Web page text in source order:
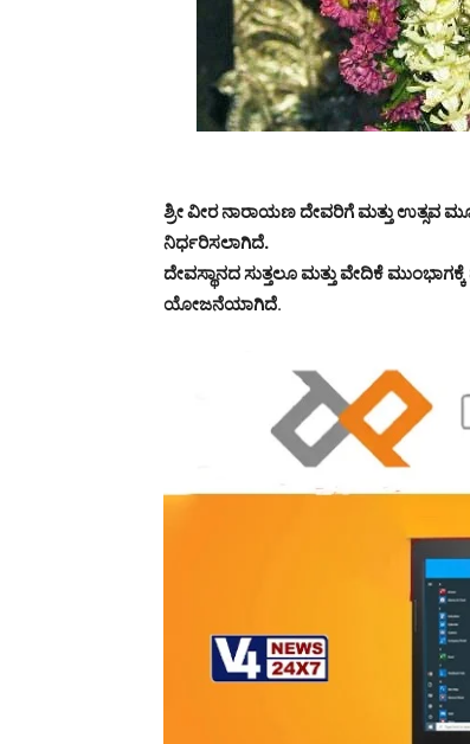
ಶ್ರೀ ವೀರ ನಾರಾಯಣ ದೇವರಿಗೆ ಮತ್ತು ಉತ್ಸವ
ನಿರ್ಧರಿಸಲಾಗಿದೆ.
ದೇವಸ್ಥಾನದ ಸುತ್ತಲೂ ಮತ್ತು ವೇದಿಕೆ
ಯೋಜನೆಯಾಗಿದೆ.